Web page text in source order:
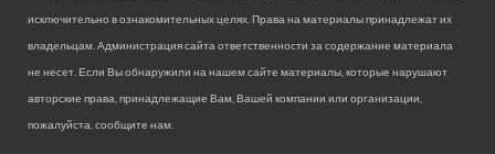
исключительно в ознакомительных целях. Права на материалы принадлежат их
владельцам. Администрация сайта ответственности за содержание материала
не несет. Если Вы обнаружили на нашем сайте материалы, которые нарушают
авторские права, принадлежащие Вам, Вашей компании или организации,
пожалуйста, сообщите нам.